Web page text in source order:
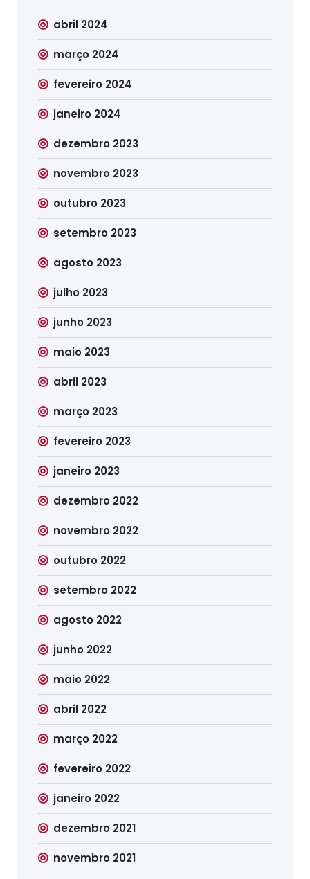
abril 2024
março 2024
fevereiro 2024
janeiro 2024
dezembro 2023
novembro 2023
outubro 2023
setembro 2023
agosto 2023
julho 2023
junho 2023
maio 2023
abril 2023
março 2023
fevereiro 2023
janeiro 2023
dezembro 2022
novembro 2022
outubro 2022
setembro 2022
agosto 2022
junho 2022
maio 2022
abril 2022
março 2022
fevereiro 2022
janeiro 2022
dezembro 2021
novembro 2021